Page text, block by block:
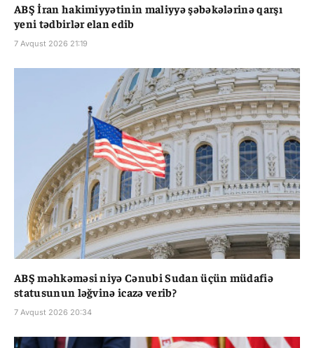
ABŞ İran hakimiyyətinin maliyyə şəbəkələrinə qarşı
yeni tədbirlər elan edib
7 Avqust 2026 21:19
ABŞ məhkəməsi niyə Cənubi Sudan üçün müdafiə
statusunun ləğvinə icazə verib?
7 Avqust 2026 20:34